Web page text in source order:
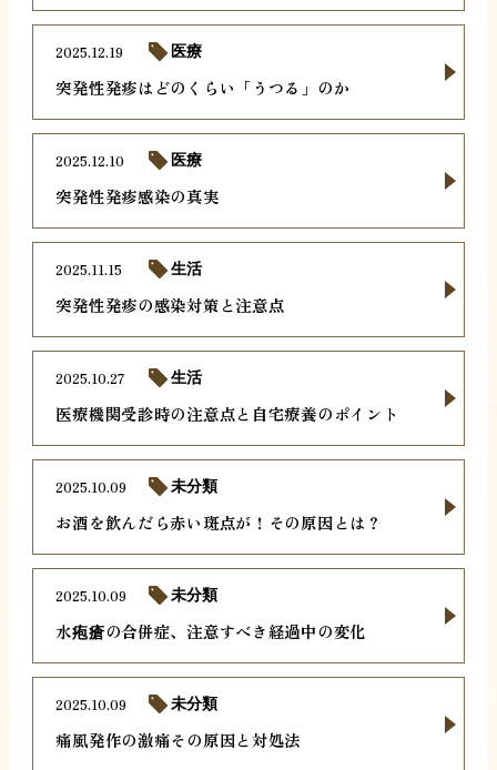
突発性発疹はどのくらい「うつる」のか
2025.12.19 医療
突発性発疹感染の真実
2025.12.10 医療
突発性発疹の感染対策と注意点
2025.11.15 生活
医療機関受診時の注意点と自宅療養のポイント
2025.10.27 生活
お酒を飲んだら赤い斑点が！その原因とは？
2025.10.09 未分類
水疱瘡の合併症、注意すべき経過中の変化
2025.10.09 未分類
痛風発作の激痛その原因と対処法
2025.10.09 未分類